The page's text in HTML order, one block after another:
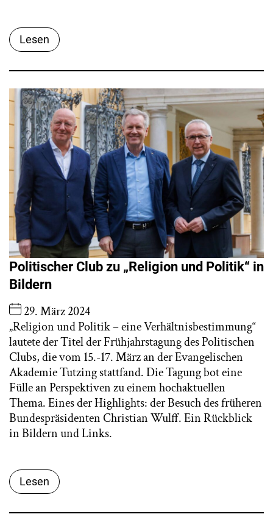
Lesen
Politischer Club zu „Religion und Politik“ in
Bildern
29. März 2024
„Religion und Politik – eine Verhältnisbestimmung“
lautete der Titel der Frühjahrstagung des Politischen
Clubs, die vom 15.-17. März an der Evangelischen
Akademie Tutzing stattfand. Die Tagung bot eine
Fülle an Perspektiven zu einem hochaktuellen
Thema. Eines der Highlights: der Besuch des früheren
Bundespräsidenten Christian Wulff. Ein Rückblick
in Bildern und Links.
Lesen